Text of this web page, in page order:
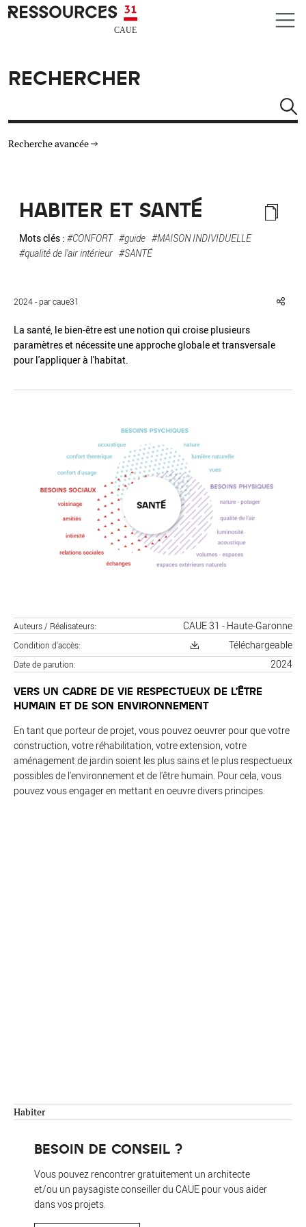
Aller au contenu principal
CAUE RESSOURCES 31
RECHERCHER
Recherche avancée
TYPE DE RESSOURCES
MATÉRIAUX
HABITER ET SANTÉ
Mots clés : #CONFORT #guide #MAISON INDIVIDUELLE
#qualité de l'air intérieur #SANTÉ
Habiter
BESOIN DE CONSEIL ?
Vous pouvez rencontrer gratuitement un architecte
et/ou un paysagiste conseiller du CAUE pour vous aider
dans vos projets.
2024 - par caue31
La santé, le bien-être est une notion qui croise plusieurs
paramètres et nécessite une approche globale et transversale
pour l'appliquer à l'habitat.
Auteurs / Réalisateurs CAUE 31 - Haute-Garonne
Condition d'accès Téléchargeable
Date de parution 2024
VERS UN CADRE DE VIE RESPECTUEUX DE L’ÊTRE
HUMAIN ET DE SON ENVIRONNEMENT
En tant que porteur de projet, vous pouvez oeuvrer pour que votre
construction, votre réhabilitation, votre extension, votre
aménagement de jardin soient les plus sains et le plus respectueux
possibles de l'environnement et de l'être humain. Pour cela, vous
pouvez vous engager en mettant en oeuvre divers principes.